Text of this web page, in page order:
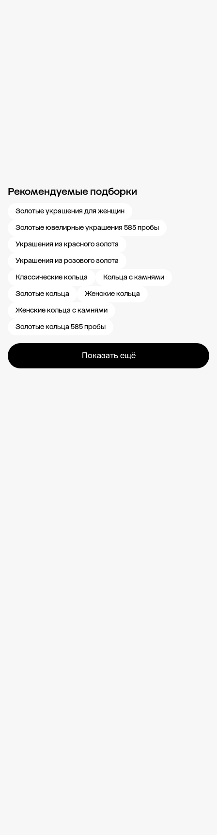
Рекомендуемые подборки
Золотые украшения для женщин
Золотые ювелирные украшения 585 пробы
Украшения из красного золота
Украшения из розового золота
Классические кольца
Кольца с камнями
Золотые кольца
Женские кольца
Женские кольца с камнями
Золотые кольца 585 пробы
Показать ещё
Новости компании Журнал ЗОЛОТОЙ Блог